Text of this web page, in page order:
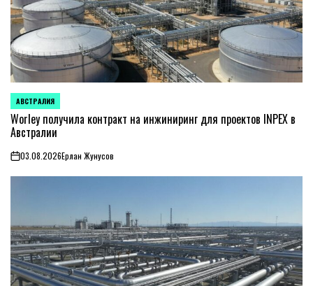
ОПУБЛИКОВАНО
В
АВСТРАЛИЯ
Worley получила контракт на инжиниринг для проектов INPEX в
Австралии
on03.08.2026Ерлан Жунусов